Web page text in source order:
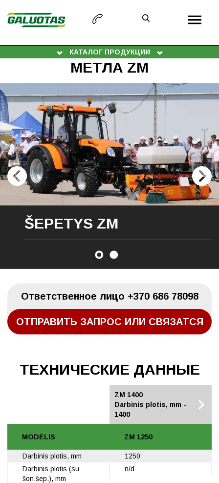
КАТАЛОГ ПРОДУКЦИИ
МЕТЛА ZM
ŠEPETYS ZM
Oтветственное лицо +370 686 78098
ОТПРАВИТЬ ЗАПРОС ИЛИ СВЯЗАТСЯ
TЕХНИЧЕСКИЕ ДАННЫЕ
MODELIS
Darbinis plotis, mm
Darbinis plotis (su
šon.šep.), mm
ZM 1250
1250
n/d
ZM 1400
Darbinis plotis, mm -
1400